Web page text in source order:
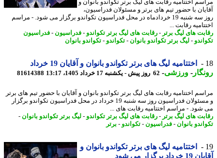
اختتامیه رقابت های لیگ برتر تکواندو بانوان و
با حضور تیم های برتر و مسئولان فدراسیون،
روز سه شنبه 19 خردادماه در محل فدراسیون تکواندو برگزار می شود. - مراسم
رقابت ...
های لیگ برتر - رقابت های لیگ برتر تکواندو-فدراسیون-فدراسیون
-لیگ برتر تکواندو بانوان- تکواندو-تکواندو بانوان
اختتامیه لیگ های برتر تکواندو بانوان و آقایان 19 خرداد
-ورزشی-62 روز پیش - یکشنبه 17 خرداد 1405، 13:17 81614388
اختتامیه رقابت های لیگ برتر تکواندو بانوان و آقایان با حضور تیم های برتر
و مسئولان فدراسیون روز سه شنبه 19 خرداد در محل فدراسیون تکواندو برگزار
- مراسم اختتامیه رقابت های ...
های لیگ برتر - رقابت های لیگ برتر تکواندو-لیگ برتر تکواندو بانوان-
بانوان- فدراسیون-تکواندو-برتر
اختتامیه لیگ های برتر تکواندو بانوان و
برگزار می شود